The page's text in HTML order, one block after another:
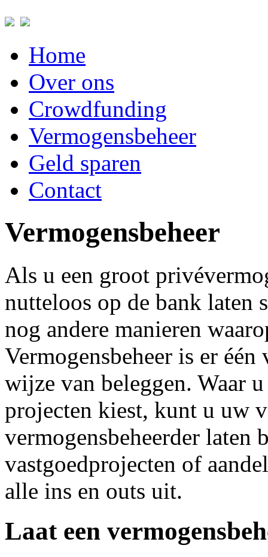
Home
Over ons
Crowdfunding
Vermogensbeheer
Geld sparen
Contact
Vermogensbeheer
Als u een groot
nutteloos op de bank laten
nog andere manieren
Vermogensbeheer is er
wijze van beleggen. Waar
projecten kiest, kunt u uw
vermogensbeheerder laten
vastgoedprojecten of
alle ins en outs uit.
Laat een